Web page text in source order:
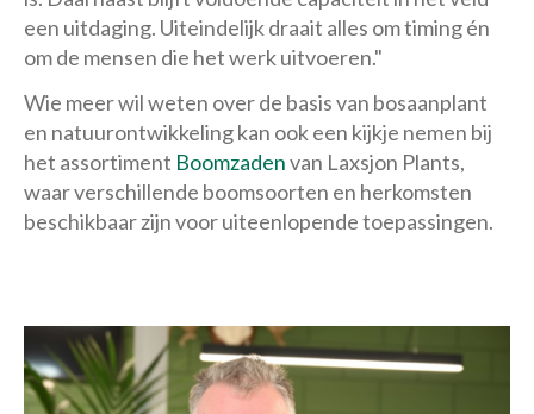
een uitdaging. Uiteindelijk draait alles om timing én
om de mensen die het werk uitvoeren."
Wie meer wil weten over de basis van bosaanplant
en natuurontwikkeling kan ook een kijkje nemen bij
het assortiment Boomzadenvan Laxsjon Plants,
waar verschillende boomsoorten en herkomsten
beschikbaar zijn voor uiteenlopende toepassingen.